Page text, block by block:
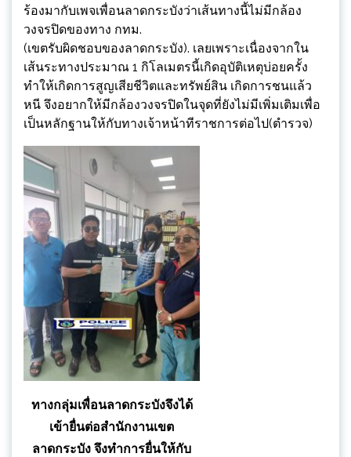
ร้องมากับเพจเพื่อนลาดกระบังว่าเส้นทางนี้ไม่มีกล้อง
วงจรปิดของทาง กทม.
(เขตรับผิดชอบของลาดกระบัง). เลยเพราะเนื่องจากใน
เส้นระทางประมาณ 1 กิโลเมตรนี้เกิดอุบัติเหตุบ่อยครั้ง
ทำให้เกิดการสูญเสียชีวิตและทรัพย์สิน เกิดการชนแล้ว
หนี จึงอยากให้มีกล้องวงจรปิดในจุดที่ยังไม่มีเพิ่มเติมเพื่อ
เป็นหลักฐานให้กับทางเจ้าหน้าทีราชการต่อไป(ตำรวจ)
ทางกลุ่มเพื่อนลาดกระบังจึงได้
เข้ายื่นต่อสำนักงานเขต
ลาดกระบัง จึงทำการยื่นให้กับ